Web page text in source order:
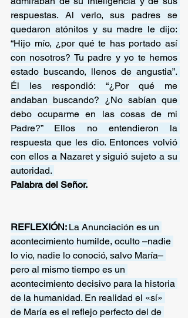
respuestas. Al verlo, sus padres se
quedaron atónitos y su madre le dijo:
“Hijo mío, ¿por qué te has portado así
con nosotros? Tu padre y yo te hemos
estado buscando, llenos de angustia”.
Él les respondió: “¿Por qué me
andaban buscando? ¿No sabían que
debo ocuparme en las cosas de mi
Padre?” Ellos no entendieron la
respuesta que les dio. Entonces volvió
con ellos a Nazaret y siguió sujeto a su
autoridad.
Palabra del Señor.
REFLEXIÓN: La Anunciación es un
acontecimiento humilde, oculto –nadie
lo vio, nadie lo conoció, salvo María–
pero al mismo tiempo es un
acontecimiento decisivo para la historia
de la humanidad. En realidad el «sí»
de María es el reflejo perfecto del de